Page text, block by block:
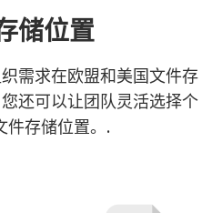
储位置
需求在欧盟和美国文件存
还可以让团队灵活选择个
件存储位置。.